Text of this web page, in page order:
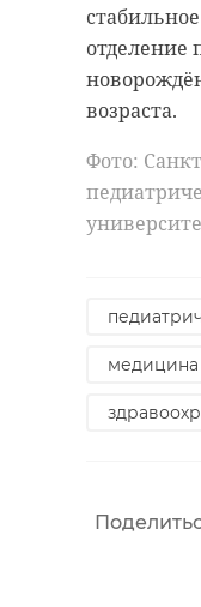
отделение
возраста.
Фото:
медицина
В
области
сезо ...
11 декабря 2020, 07:30